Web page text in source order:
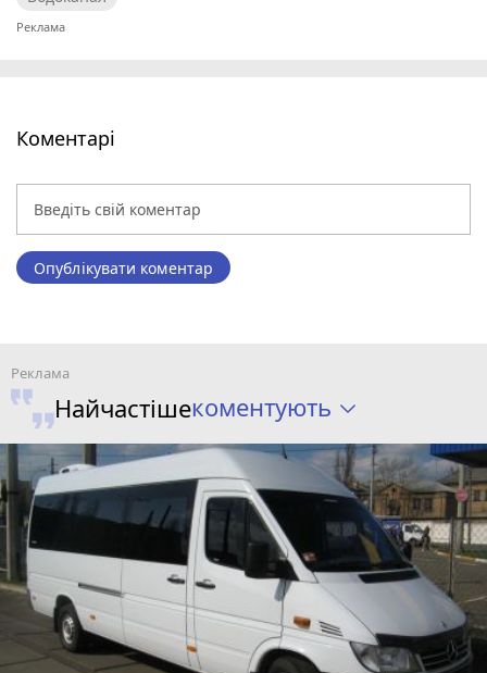
Коментарі
Опублікувати коментар
Найчастішекоментують